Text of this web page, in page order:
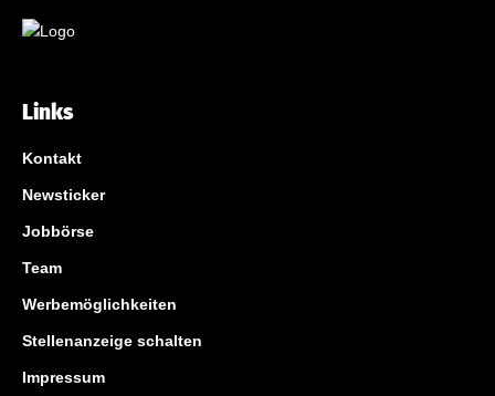
Links
Kontakt
Newsticker
Jobbörse
Team
Werbemöglichkeiten
Stellenanzeige schalten
Impressum